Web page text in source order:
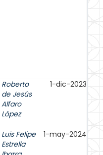
Roberto
de Jesús
Alfaro
López
1-dic-2023
Luis Felipe
Estrella
1-may-2024